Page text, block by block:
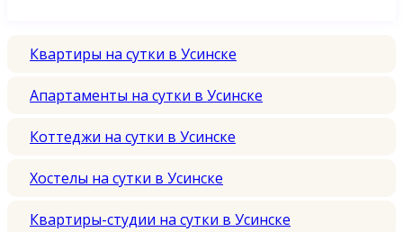
Квартиры на сутки в Усинске
Апартаменты на сутки в Усинске
Коттеджи на сутки в Усинске
Хостелы на сутки в Усинске
Квартиры-студии на сутки в Усинске